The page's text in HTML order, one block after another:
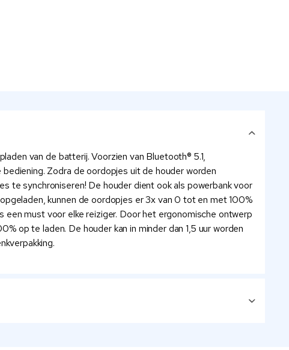
van de batterij. Voorzien van Bluetooth® 5.1,
Zodra de oordopjes uit de houder worden
te synchroniseren! De houder dient ook als powerbank voor
kunnen de oordopjes er 3x van 0 tot en met 100%
een must voor elke reiziger. Door het ergonomische ontwerp
op te laden. De houder kan in minder dan 1,5 uur worden